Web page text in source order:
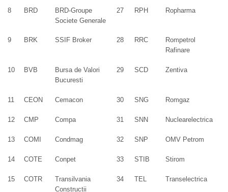
8 BRD
BRD-Groupe
Societe Generale
27 RPH Ropharma
9 BRK SSIF Broker 28 RRC
Rompetrol
Rafinare
10 BVB
Bursa de Valori
Bucuresti
29 SCD Zentiva
11 CEON Cemacon 30 SNG Romgaz
12 CMP Compa 31 SNN Nuclearelectrica
13 COMI Condmag 32 SNP OMV Petrom
14 COTE Conpet 33 STIB Stirom
15 COTR
Transilvania
Constructii
34 TEL Transelectrica